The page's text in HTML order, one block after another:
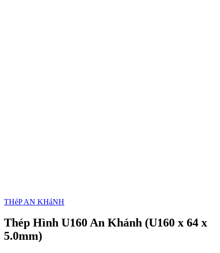
THéP AN KHáNH
Thép Hình U160 An Khánh (U160 x 64 x
5.0mm)